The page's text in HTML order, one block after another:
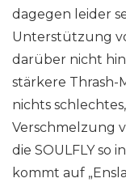
dagegen leider
Unterstützung
darüber nicht
stärkere Thrash-
nichts
Verschmelzung
die SOULFLY so
kommt auf